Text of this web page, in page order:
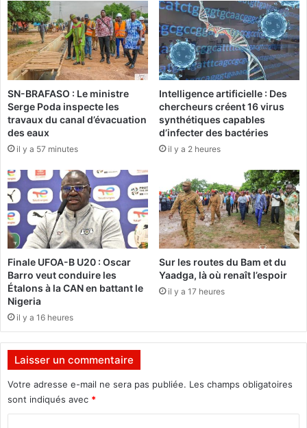
t
a
t
s
a
t
i
s
f
a
i
d
e
l
a
p
r
e
s
t
t
o
d
e
3
e
c
o
n
f
é
r
e
n
c
a
n
n
u
e
l
e
a
D
G
I
SN-BRAFASO : Le ministre
Serge Poda inspecte les
travaux du canal d’évacuation
des eaux
il y a 57 minutes
Intelligence artificielle : Des
chercheurs créent 16 virus
synthétiques capables
d’infecter des bactéries
il y a 2 heures
Finale UFOA-B U20 : Oscar
Barro veut conduire les
Étalons à la CAN en battant le
Nigeria
il y a 16 heures
Sur les routes du Bam et du
Yaadga, là où renaît l’espoir
il y a 17 heures
Laisser un commentaire
Votre adresse e-mail ne sera pas publiée. Les champs obligatoires
sont indiqués avec *